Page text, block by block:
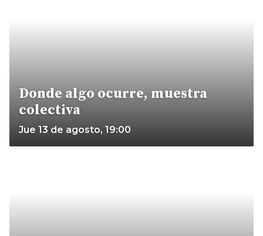
Donde algo ocurre, muestra
colectiva
Jue 13 de agosto, 19:00